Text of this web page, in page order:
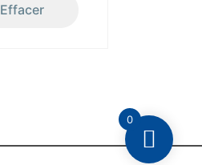
Effacer
0